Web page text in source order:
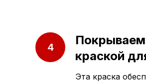
краской
Эта краска